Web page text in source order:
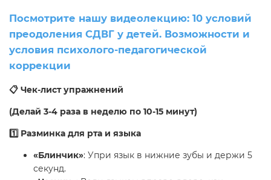
Посмотрите нашу видеолекцию: 10 условий
преодоления СДВГ у детей. Возможности и
условия психолого-педагогической
коррекции
📋 Чек-лист упражнений
(Делай 3-4 раза в неделю по 10-15 минут)
1️⃣ Разминка для рта и языка
«Блинчик»: Упри язык в нижние зубы и держи 5
секунд.